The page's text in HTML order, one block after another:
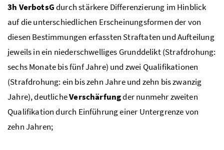
3h VerbotsGdurch stärkere Differenzierung im Hinblick
auf die unterschiedlichen Erscheinungsformen der von
diesen Bestimmungen erfassten Straftaten und Aufteilung
jeweils in ein niederschwelliges Grunddelikt (Strafdrohung:
sechs Monate bis fünf Jahre) und zwei Qualifikationen
(Strafdrohung: ein bis zehn Jahre und zehn bis zwanzig
Jahre), deutlicheVerschärfungder nunmehr zweiten
Qualifikation durch Einführung einer Untergrenze von
zehn Jahren;